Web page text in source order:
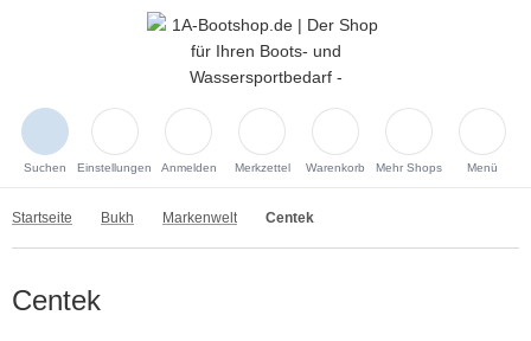
Suchen Einstellungen Anmelden Merkzettel Warenkorb Mehr Shops Menü
Startseite Bukh Markenwelt Centek
Centek